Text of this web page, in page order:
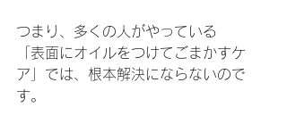
つまり、多くの人がやっている
「表面にオイルをつけてごまかすケ
ア」では、根本解決にならないので
す。